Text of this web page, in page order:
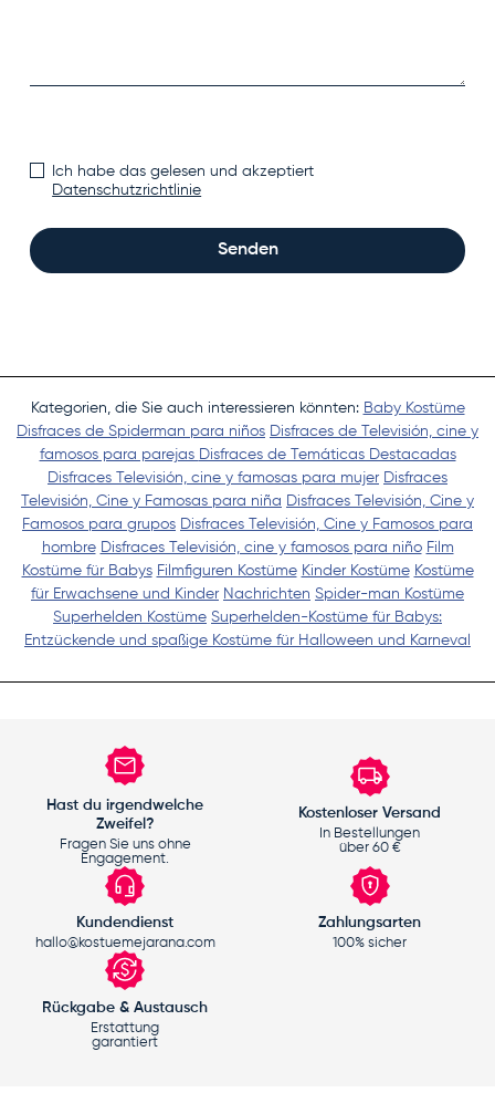
Ich habe das gelesen und akzeptiert
Datenschutzrichtlinie
Senden
Kategorien, die Sie auch interessieren könnten: Baby Kostüme
Disfraces de Spiderman para niños Disfraces de Televisión, cine y
famosos para parejas Disfraces de Temáticas Destacadas
Disfraces Televisión, cine y famosas para mujer Disfraces
Televisión, Cine y Famosas para niña Disfraces Televisión, Cine y
Famosos para grupos Disfraces Televisión, Cine y Famosos para
hombre Disfraces Televisión, cine y famosos para niño Film
Kostüme für Babys Filmfiguren Kostüme Kinder Kostüme Kostüme
für Erwachsene und Kinder Nachrichten Spider-man Kostüme
Superhelden Kostüme Superhelden-Kostüme für Babys:
Entzückende und spaßige Kostüme für Halloween und Karneval
Hast du irgendwelche
Zweifel?
Fragen Sie uns ohne
Engagement.
Kostenloser Versand
In Bestellungen
über 60 €
Kundendienst
hallo@kostuemejarana.com
Zahlungsarten
100% sicher
Rückgabe & Austausch
Erstattung
garantiert